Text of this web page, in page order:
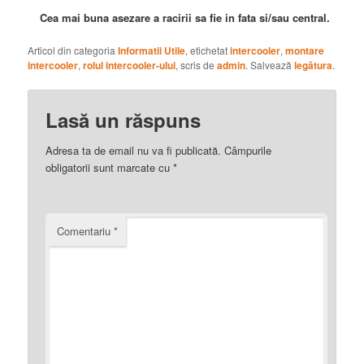
Cea mai buna asezare a racirii sa fie in fata si/sau central.
Articol din categoriaInformatii Utile, etichetatintercooler,montare
intercooler,rolul intercooler-ului, scris deadmin. Salveazălegătura.
Lasă un răspuns
Adresa ta de email nu va fi publicată. Câmpurile
obligatorii sunt marcate cu*
Comentariu*